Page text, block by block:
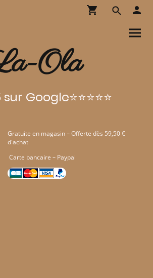
Ola
Google⭐⭐⭐⭐⭐
Gratuite en magasin – Offerte dès 59,50 €
d'achat
Carte bancaire – Paypal